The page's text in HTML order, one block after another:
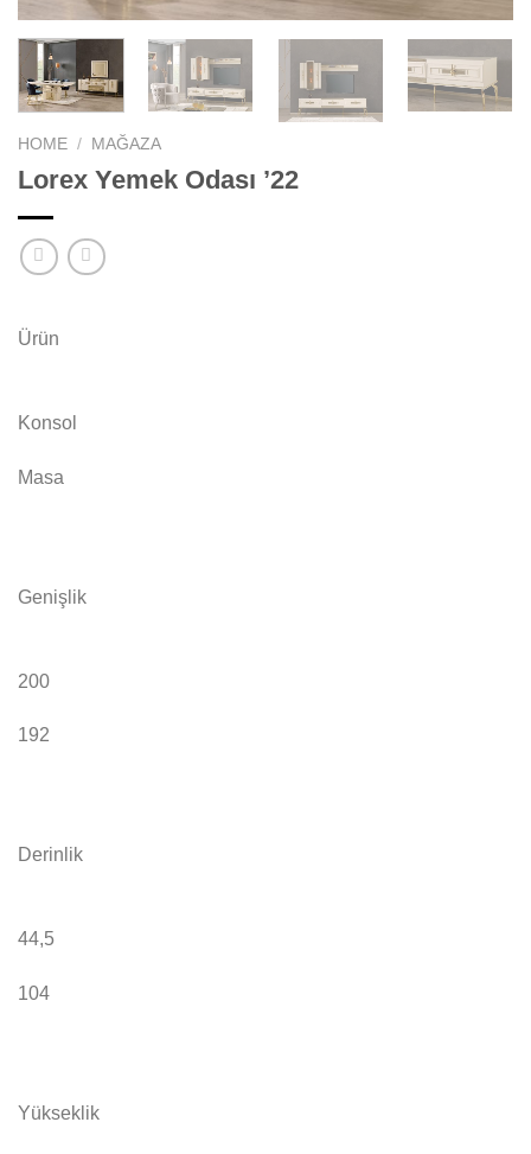
HOME / MAĞAZA
Lorex Yemek Odası ’22
Ürün
Konsol
Masa
Genişlik
200
192
Derinlik
44,5
104
Yükseklik